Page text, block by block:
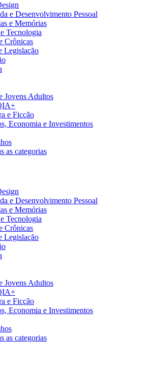
e Desenvolvimento Pessoal
e Memórias
Tecnologia
Crônicas
Legislação
Jovens Adultos
e Ficção
Economia e Investimentos
as categorias
e Desenvolvimento Pessoal
e Memórias
Tecnologia
Crônicas
Legislação
Jovens Adultos
e Ficção
Economia e Investimentos
as categorias